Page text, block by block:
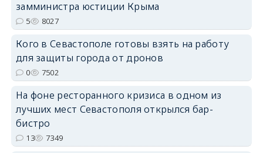
замминистра юстиции Крыма
5 8027
Кого в Севастополе готовы взять на работу
для защиты города от дронов
0 7502
На фоне ресторанного кризиса в одном из
лучших мест Севастополя открылся бар-
бистро
13 7349